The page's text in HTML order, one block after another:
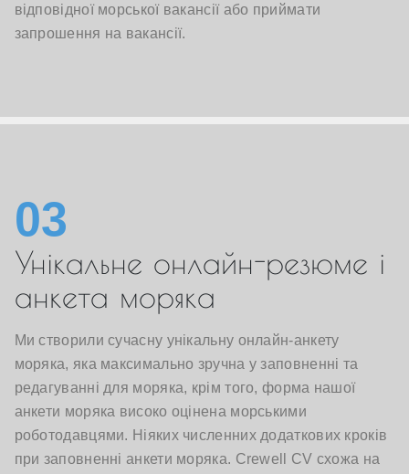
відповідної морської вакансії або приймати
запрошення на вакансії.
03
Унікальне онлайн-резюме і
анкета моряка
Ми створили сучасну унікальну онлайн-анкету
моряка, яка максимально зручна у заповненні та
редагуванні для моряка, крім того, форма нашої
анкети моряка високо оцінена морськими
роботодавцями. Ніяких численних додаткових кроків
при заповненні анкети моряка. Crewell CV схожа на